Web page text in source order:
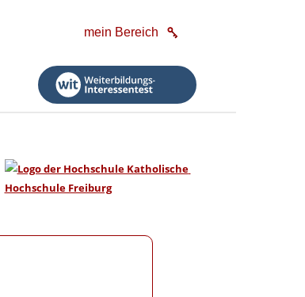
mein Bereich